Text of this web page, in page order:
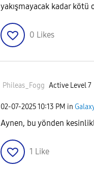
yakışmayacak kadar
0 Likes
Phileas_Fogg Active Level 7
‎02-07-202510:13 PM in
Aynen, bu yönden
1 Like